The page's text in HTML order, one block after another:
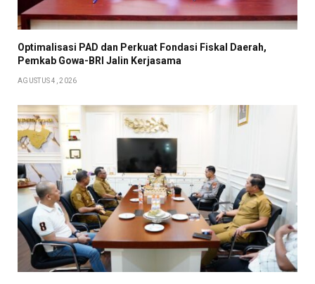
Optimalisasi PAD dan Perkuat Fondasi Fiskal Daerah,
Pemkab Gowa-BRI Jalin Kerjasama
AGUSTUS 4, 2026